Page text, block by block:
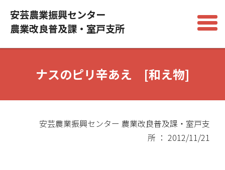
安芸農業振興センター
農業改良普及課・室戸支所
ナスのピリ辛あえ [和え物]
安芸農業振興センター 農業改良普及課・室戸支
所 ： 2012/11/21